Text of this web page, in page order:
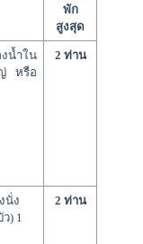
พัก
สูงสุด
น้ำใน
หรือ
2 ท่าน
นั่ง
) 1
2 ท่าน